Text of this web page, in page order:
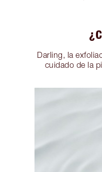
Darling, la
cuidado de la